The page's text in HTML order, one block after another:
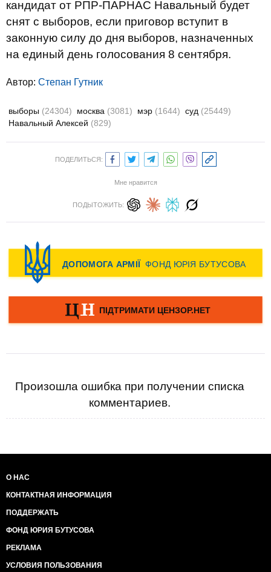
кандидат от РПР-ПАРНАС Навальный будет
снят с выборов, если приговор вступит в
законную силу до дня выборов, назначенных
на единый день голосования 8 сентября.
Автор: Степан Гутник
выборы (24304) москва (3081) мэр (1644) суд (25449)
Навальный Алексей (829)
ПОДЕЛИТЬСЯ:
Мне нравится
ПОДЫТОЖИТЬ:
Произошла ошибка при получении списка
комментариев.
О НАС
КОНТАКТНАЯ ИНФОРМАЦИЯ
ПОДДЕРЖАТЬ
ФОНД ЮРИЯ БУТУСОВА
РЕКЛАМА
УСЛОВИЯ ПОЛЬЗОВАНИЯ